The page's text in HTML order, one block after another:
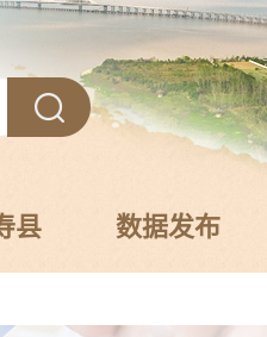
县 数据发布